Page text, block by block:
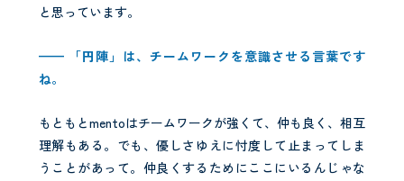
と思っています。
—— 「円陣」は、チームワークを意識させる言葉です
ね。
もともとmentoはチームワークが強くて、仲も良く、相互
理解もある。でも、優しさゆえに忖度して止まってしま
うことがあって。仲良くするためにここにいるんじゃな